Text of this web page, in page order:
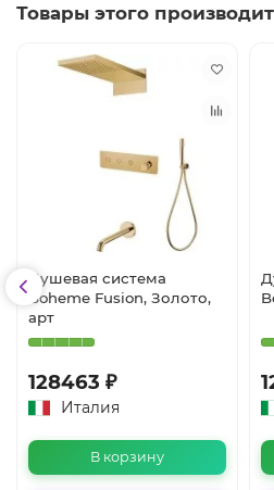
Товары этого
Душевая система
Boheme Fusion, Золото,
арт
128463 ₽
Италия
В корзину